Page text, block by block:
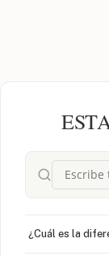
¿Cuál es la